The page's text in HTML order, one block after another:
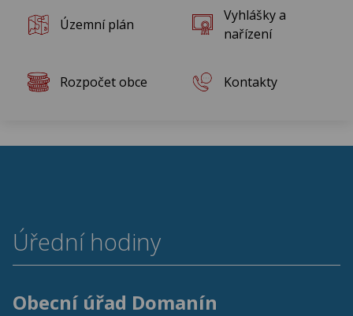
Rok 2010
Územní plán
Vyhlášky a
nařízení
Rozpočet obce Kontakty
Úřední hodiny
Obecní úřad Domanín